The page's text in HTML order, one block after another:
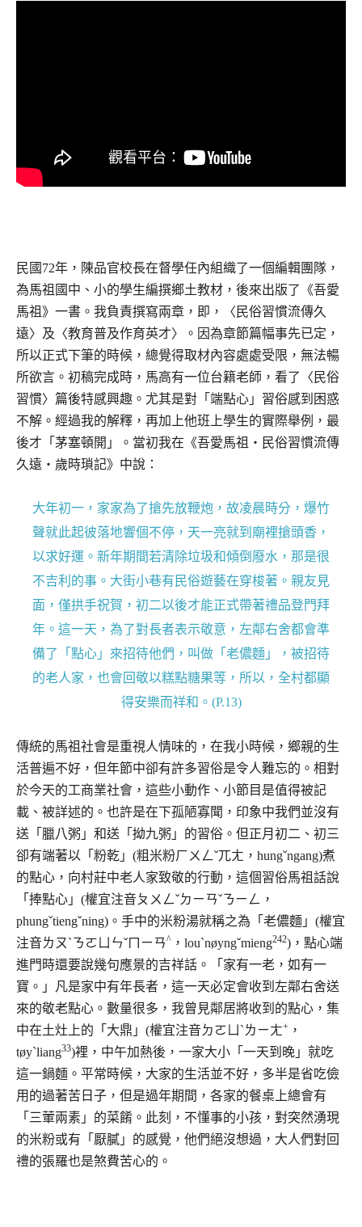
民國72年，陳品官校長在督學任內組織了一個編輯團隊，
為馬祖國中、小的學生編撰鄉土教材，後來出版了《吾愛
馬祖》一書。我負責撰寫兩章，即，〈民俗習慣流傳久
遠〉及〈教育普及作育英才〉。因為章節篇幅事先已定，
所以正式下筆的時候，總覺得取材內容處處受限，無法暢
所欲言。初稿完成時，馬高有一位台籍老師，看了〈民俗
習慣〉篇後特感興趣。尤其是對「端點心」習俗感到困惑
不解。經過我的解釋，再加上他班上學生的實際舉例，最
後才「茅塞頓開」。當初我在《吾愛馬祖‧民俗習慣流傳
久遠‧歲時瑣記》中說：
大年初一，家家為了搶先放鞭炮，故凌晨時分，爆竹
聲就此起彼落地響個不停，天一亮就到廟裡搶頭香，
以求好運。新年期間若清除垃圾和傾倒廢水，那是很
不吉利的事。大街小巷有民俗遊藝在穿梭著。親友見
面，僅拱手祝賀，初二以後才能正式帶著禮品登門拜
年。這一天，為了對長者表示敬意，左鄰右舍都會準
備了「點心」來招待他們，叫做「老儂麵」，被招待
的老人家，也會回敬以糕點糖果等，所以，全村都顯
得安樂而祥和。(P.13)
傳統的馬祖社會是重視人情味的，在我小時候，鄉親的生
活普遍不好，但年節中卻有許多習俗是令人難忘的。相對
於今天的工商業社會，這些小動作、小節目是值得被記
載、被詳述的。也許是在下孤陋寡聞，印象中我們並沒有
送「臘八粥」和送「拗九粥」的習俗。但正月初二、初三
卻有端著以「粉乾」(粗米粉ㄏㄨㄥˇ兀ㄤ，hungˇngang)煮
的點心，向村莊中老人家致敬的行動，這個習俗馬祖話說
「捧點心」(權宜注音ㄆㄨㄥˇㄉㄧㄢˇㄋㄧㄥ，
phungˇtiengˇning)。手中的米粉湯就稱之為「老儂麵」(權宜
注音ㄌㄡˋㄋㄛㄩㄣˇㄇㄧㄢ^ ，louˋnøyngˇmieng242)，點心端
進門時還要說幾句應景的吉祥話。「家有一老，如有一
寶。」凡是家中有年長者，這一天必定會收到左鄰右舍送
來的敬老點心。數量很多，我曾見鄰居將收到的點心，集
中在土灶上的「大鼎」(權宜注音ㄉㄛㄩˋㄌㄧㄤ+ ，
tøyˋliang33)裡，中午加熱後，一家大小「一天到晚」就吃
這一鍋麵。平常時候，大家的生活並不好，多半是省吃儉
用的過著苦日子，但是過年期間，各家的餐桌上總會有
「三葷兩素」的菜餚。此刻，不懂事的小孩，對突然湧現
的米粉或有「厭膩」的感覺，他們絕沒想過，大人們對回
禮的張羅也是煞費苦心的。